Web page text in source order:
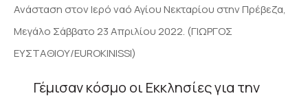
Ανάσταση στον Ιερό ναό Αγίου Νεκταρίου στην Πρέβεζα,
Μεγάλο Σάββατο 23 Απριλίου 2022. (ΓΙΩΡΓΟΣ
ΕΥΣΤΑΘΙΟΥ/EUROKINISSI)
Γέμισαν κόσμο οι Εκκλησίες για την